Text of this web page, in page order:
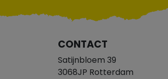
CONTACT
Satijnbloem 39
3068JP Rotterdam